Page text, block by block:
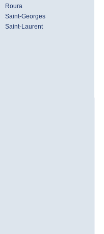
Roura
Saint-Georges
Saint-Laurent